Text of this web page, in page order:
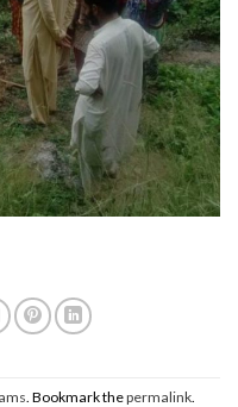
. Bookmark thepermalink.